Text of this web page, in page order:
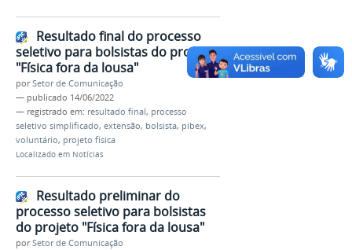
Resultado final do processo
seletivo para bolsistas do projeto
"Física fora da lousa"
porSetor de Comunicação
— publicado 14/06/2022
— registrado em: resultado final, processo
seletivo simplificado, extensão, bolsista, pibex,
voluntário, projeto física
Localizado em Notícias
Resultado preliminar do
processo seletivo para bolsistas
do projeto "Física fora da lousa"
porSetor de Comunicação